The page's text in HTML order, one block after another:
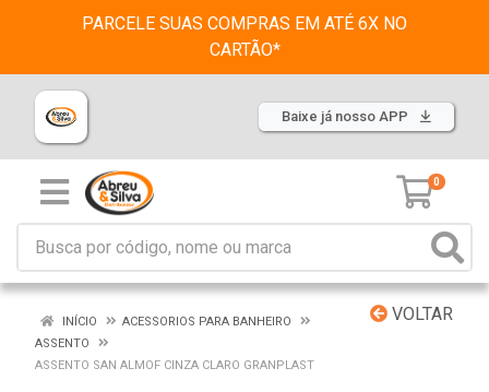
PARCELE SUAS COMPRAS EM ATÉ 6X NO
CARTÃO*
Baixe já nosso APP
0
VOLTAR
INÍCIO
ACESSORIOS PARA BANHEIRO
ASSENTO
ASSENTO SAN ALMOF CINZA CLARO GRANPLAST